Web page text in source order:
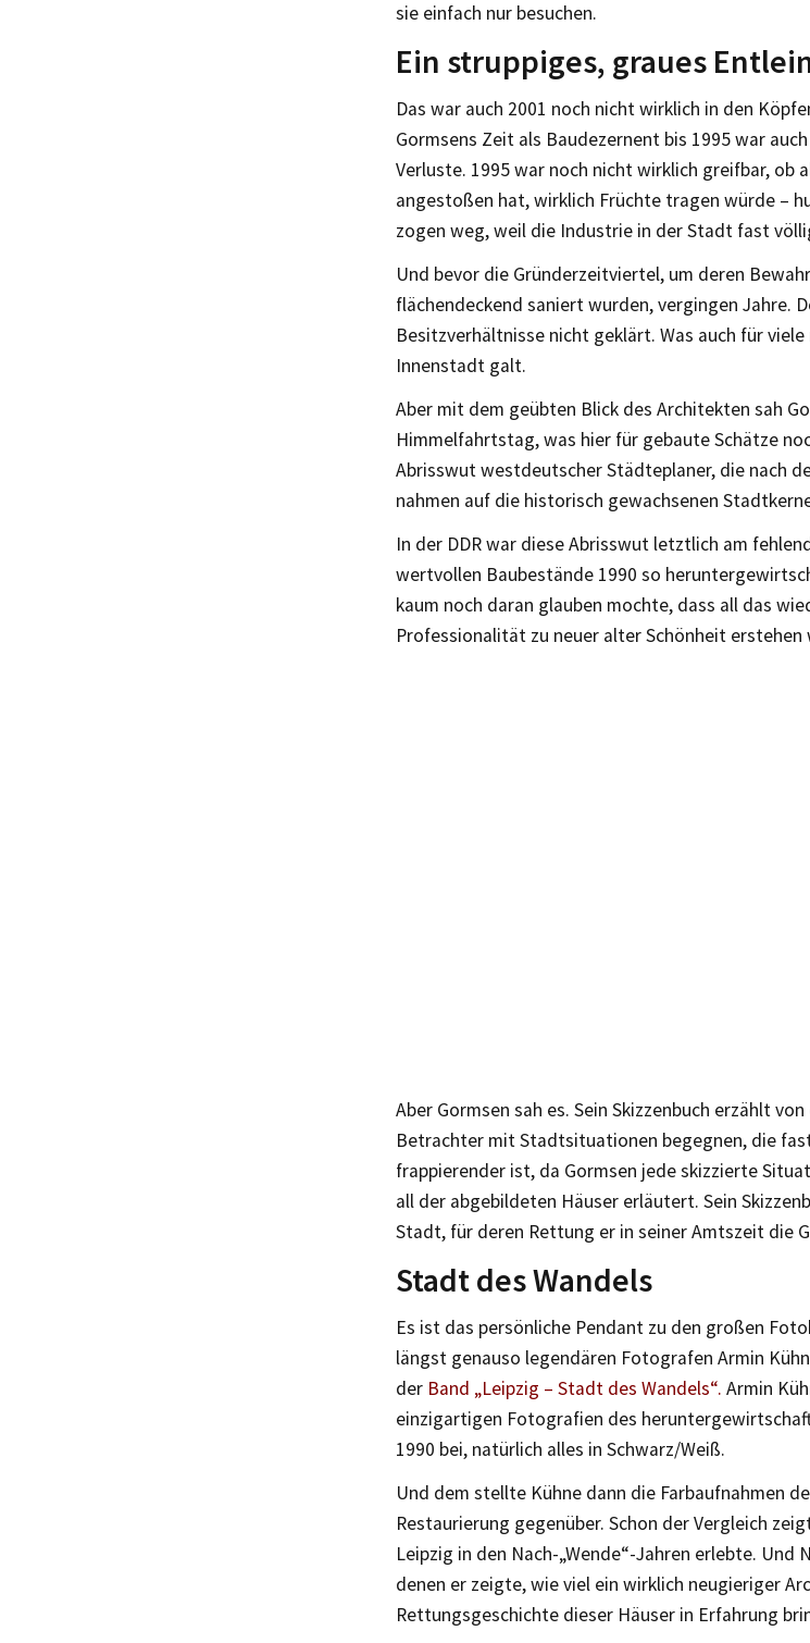
sie einfach nur besuchen.
Ein struppiges, graues
Das war auch 2001 noch nicht wirklich in den
Gormsens Zeit als Baudezernent bis 1995 war
Verluste. 1995 war noch nicht wirklich greifbar, ob
angestoßen hat, wirklich Früchte tragen würde –
zogen weg, weil die Industrie in der Stadt fast
Und bevor die Gründerzeitviertel, um deren
flächendeckend saniert wurden, vergingen Jahre.
Besitzverhältnisse nicht geklärt. Was auch für
Innenstadt galt.
Aber mit dem geübten Blick des Architekten sah
Himmelfahrtstag, was hier für gebaute Schätze
Abrisswut westdeutscher Städteplaner, die nach
nahmen auf die historisch gewachsenen
In der DDR war diese Abrisswut letztlich am
wertvollen Baubestände 1990 so
kaum noch daran glauben mochte, dass all das
Professionalität zu neuer alter Schönheit erstehen
Aber Gormsen sah es. Sein Skizzenbuch erzählt
Betrachter mit Stadtsituationen begegnen, die
frappierender ist, da Gormsen jede skizzierte
all der abgebildeten Häuser erläutert. Sein
Stadt, für deren Rettung er in seiner Amtszeit die
Stadt des Wandels
Es ist das persönliche Pendant zu den großen
längst genauso legendären Fotografen Armin
der Band „Leipzig – Stadt des Wandels“. Armin
einzigartigen Fotografien des
1990 bei, natürlich alles in Schwarz/Weiß.
Und dem stellte Kühne dann die Farbaufnahmen
Restaurierung gegenüber. Schon der Vergleich
Leipzig in den Nach-„Wende“-Jahren erlebte. Und
denen er zeigte, wie viel ein wirklich neugieriger
Rettungsgeschichte dieser Häuser in Erfahrung